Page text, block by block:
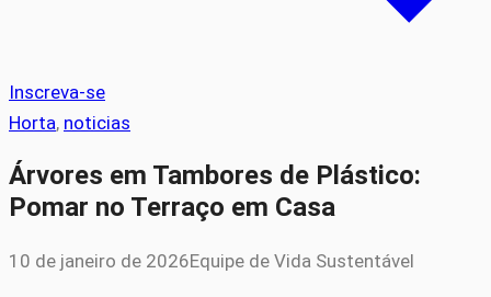
Inscreva-se
Horta, noticias
Árvores em Tambores de Plástico:
Pomar no Terraço em Casa
10 de janeiro de 2026Equipe de Vida Sustentável